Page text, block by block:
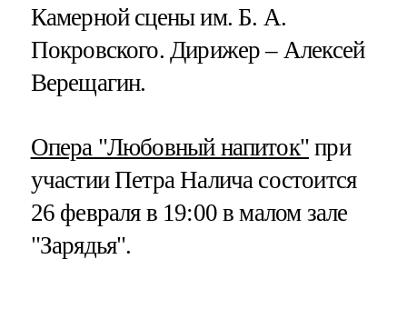
Камерной сцены им. Б. А.
Покровского. Дирижер – Алексей
Верещагин.
Опера "Любовный напиток" при
участии Петра Налича состоится
26 февраля в 19:00 в малом зале
"Зарядья".